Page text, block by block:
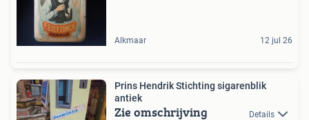
Alkmaar 12 jul 26
Prins Hendrik Stichting sigarenblik
antiek
Zie omschrijving Details